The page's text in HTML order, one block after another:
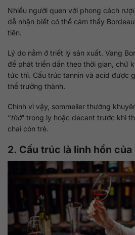
Nhiều người quen với phong cách
dễ nhận biết có thể cảm thấy
tiên.
Lý do nằm ở triết lý sản xuất. Vang
để phát triển dần theo thời gian, chứ
tức thì. Cấu trúc tannin và acid được
thể trưởng thành.
Chính vì vậy, sommelier thường
“thở” trong ly hoặc decant trước khi
chai còn trẻ.
2. Cấu trúc là linh hồn